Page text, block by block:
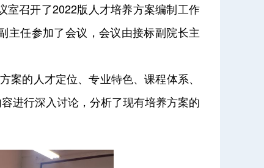
室召开了2022版人才培养方案编制工作
主任参加了会议，会议由接标副院长主
的人才定位、专业特色、课程体系、
进行深入讨论，分析了现有培养方案的